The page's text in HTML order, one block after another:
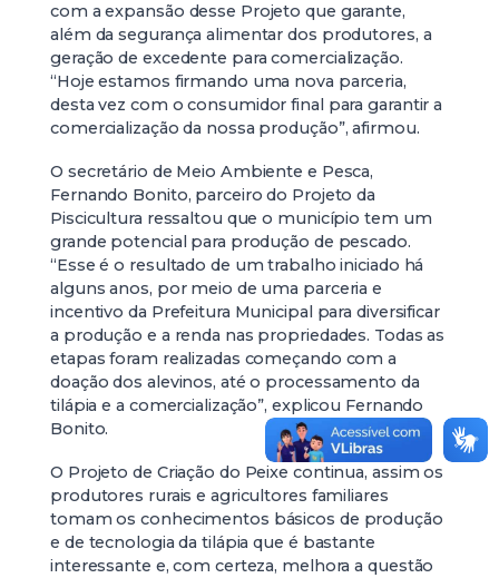
com a expansão desse Projeto que garante,
além da segurança alimentar dos produtores, a
geração de excedente para comercialização.
“Hoje estamos firmando uma nova parceria,
desta vez com o consumidor final para garantir a
comercialização da nossa produção”, afirmou.
O secretário de Meio Ambiente e Pesca,
Fernando Bonito, parceiro do Projeto da
Piscicultura ressaltou que o município tem um
grande potencial para produção de pescado.
“Esse é o resultado de um trabalho iniciado há
alguns anos, por meio de uma parceria e
incentivo da Prefeitura Municipal para diversificar
a produção e a renda nas propriedades. Todas as
etapas foram realizadas começando com a
doação dos alevinos, até o processamento da
tilápia e a comercialização”, explicou Fernando
Bonito.
O Projeto de Criação do Peixe continua, assim os
produtores rurais e agricultores familiares
tomam os conhecimentos básicos de produção
e de tecnologia da tilápia que é bastante
interessante e, com certeza, melhora a questão